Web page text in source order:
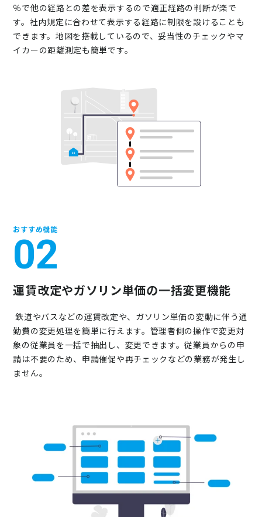
％で他の経路との差を表示するので適正経路の判断が楽で
す。社内規定に合わせて表示する経路に制限を設けることも
できます。地図を搭載しているので、妥当性のチェックやマ
イカーの距離測定も簡単です。
おすすめ機能
02
運賃改定やガソリン単価の一括変更機能
鉄道やバスなどの運賃改定や、ガソリン単価の変動に伴う通
勤費の変更処理を簡単に行えます。管理者側の操作で変更対
象の従業員を一括で抽出し、変更できます。従業員からの申
請は不要のため、申請催促や再チェックなどの業務が発生し
ません。